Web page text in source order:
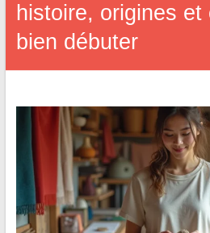
histoire, origines
bien débuter